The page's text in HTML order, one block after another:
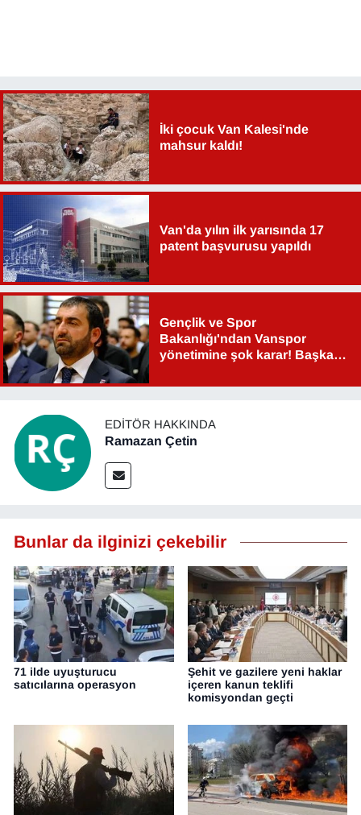
İki çocuk Van Kalesi'nde
mahsur kaldı!
Van'da yılın ilk yarısında 17
patent başvurusu yapıldı
Gençlik ve Spor
Bakanlığı'ndan Vanspor
yönetimine şok karar! Başkan
EDITÖR HAKKINDA
Ramazan Çetin
Bunlar da ilginizi çekebilir
71 ilde uyuşturucu
satıcılarına operasyon
Şehit ve gazilere yeni haklar
içeren kanun teklifi
komisyondan geçti
Sinema - TV
SİYASET
SPOR
TEBRİK
TEKNOLOJİ
Turizm
VAN'DA SPOR
YAŞAM
YEREL